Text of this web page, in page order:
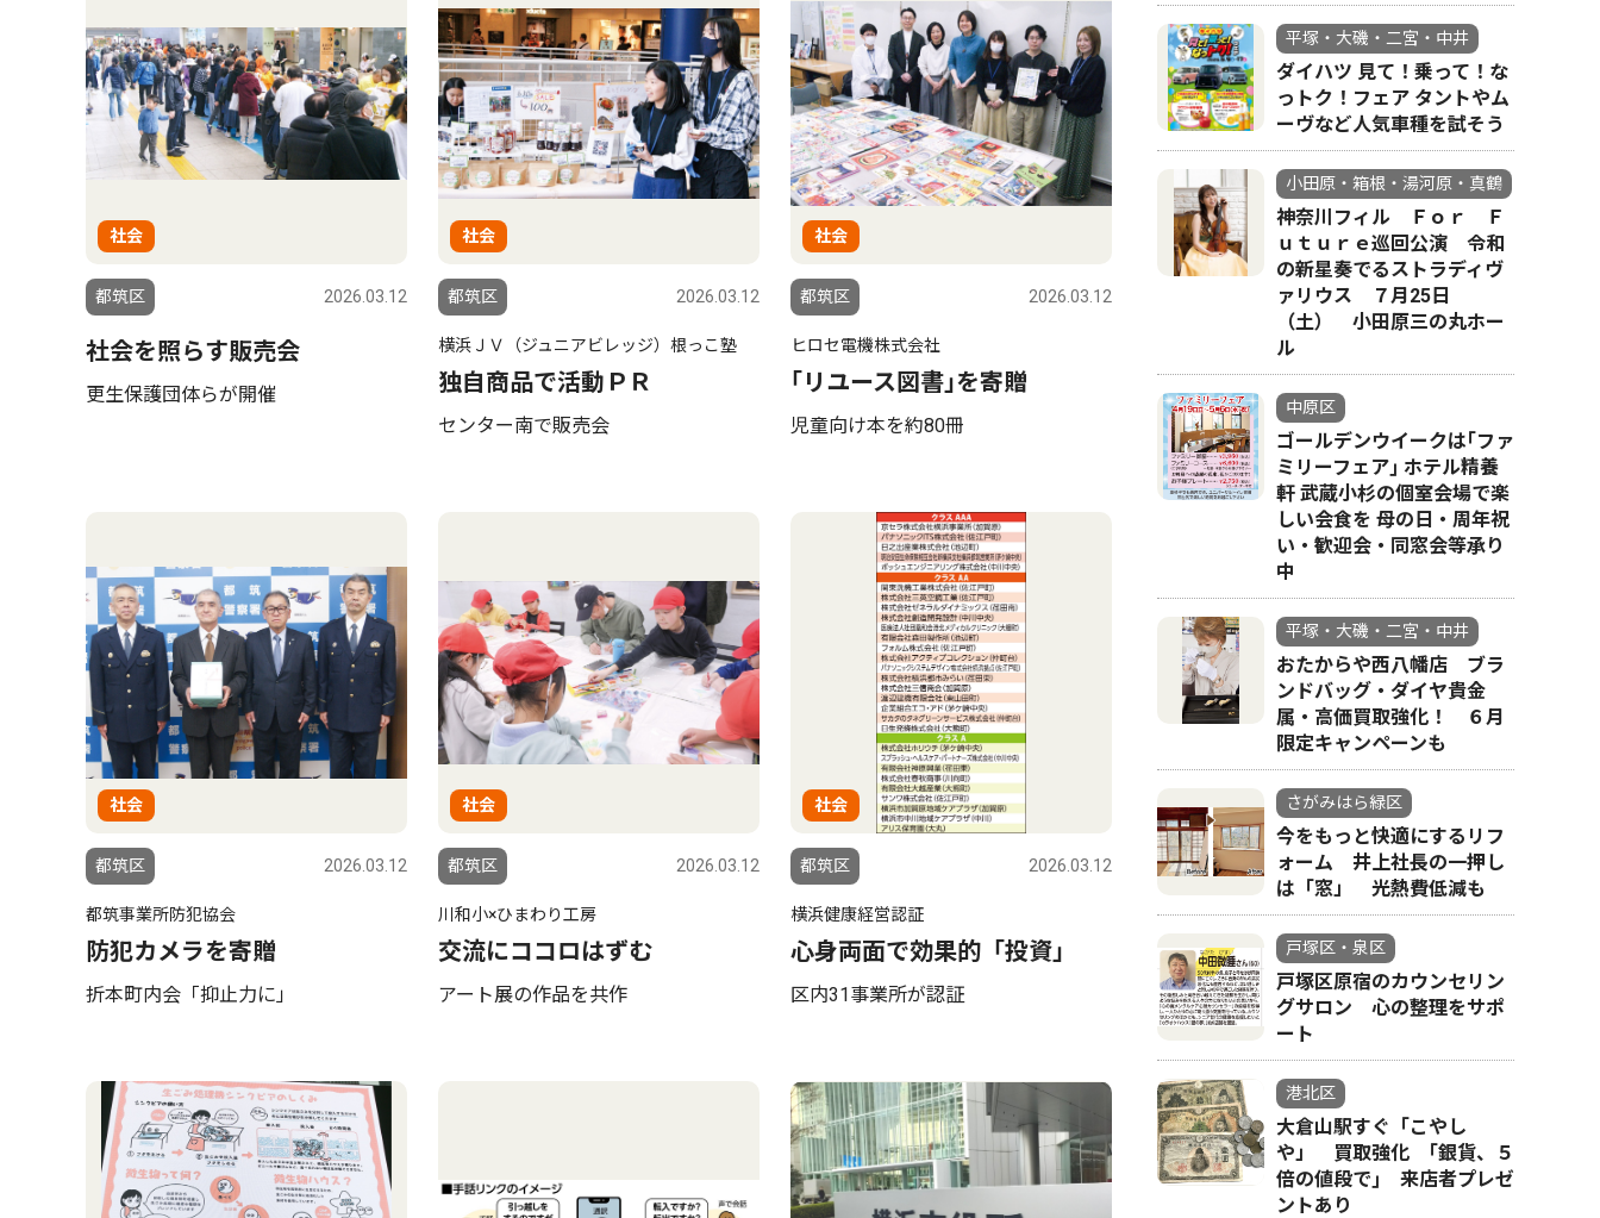
社会
都筑区 2026.03.12
社会を照らす販売会
更生保護団体らが開催
社会
都筑区 2026.03.12
横浜ＪＶ（ジュニアビレッジ）根っこ塾
独自商品で活動ＰＲ
センター南で販売会
社会
都筑区 2026.03.12
ヒロセ電機株式会社
｢リユース図書｣を寄贈
児童向け本を約80冊
社会
都筑区 2026.03.12
都筑事業所防犯協会
防犯カメラを寄贈
折本町内会「抑止力に」
社会
都筑区 2026.03.12
川和小×ひまわり工房
交流にココロはずむ
アート展の作品を共作
社会
都筑区 2026.03.12
横浜健康経営認証
心身両面で効果的「投資」
区内31事業所が認証
平塚・大磯・二宮・中井
ダイハツ 見て！乗って！な
っトク！フェア タントやム
ーヴなど人気車種を試そう
小田原・箱根・湯河原・真鶴
神奈川フィル Ｆｏｒ Ｆ
ｕｔｕｒｅ巡回公演 令和
の新星奏でるストラディヴ
ァリウス ７月25日
（土） 小田原三の丸ホー
ル
中原区
ゴールデンウイークは｢ファ
ミリーフェア｣ ホテル精養
軒 武蔵小杉の個室会場で楽
しい会食を 母の日・周年祝
い・歓迎会・同窓会等承り
中
平塚・大磯・二宮・中井
おたからや西八幡店 ブラ
ンドバッグ・ダイヤ貴金
属・高価買取強化！ ６月
限定キャンペーンも
さがみはら緑区
今をもっと快適にするリフ
ォーム 井上社長の一押し
は「窓」 光熱費低減も
戸塚区・泉区
戸塚区原宿のカウンセリン
グサロン 心の整理をサポ
ート
港北区
大倉山駅すぐ「こやし
や」 買取強化 ｢銀貨、５
倍の値段で｣ 来店者プレゼ
ントあり